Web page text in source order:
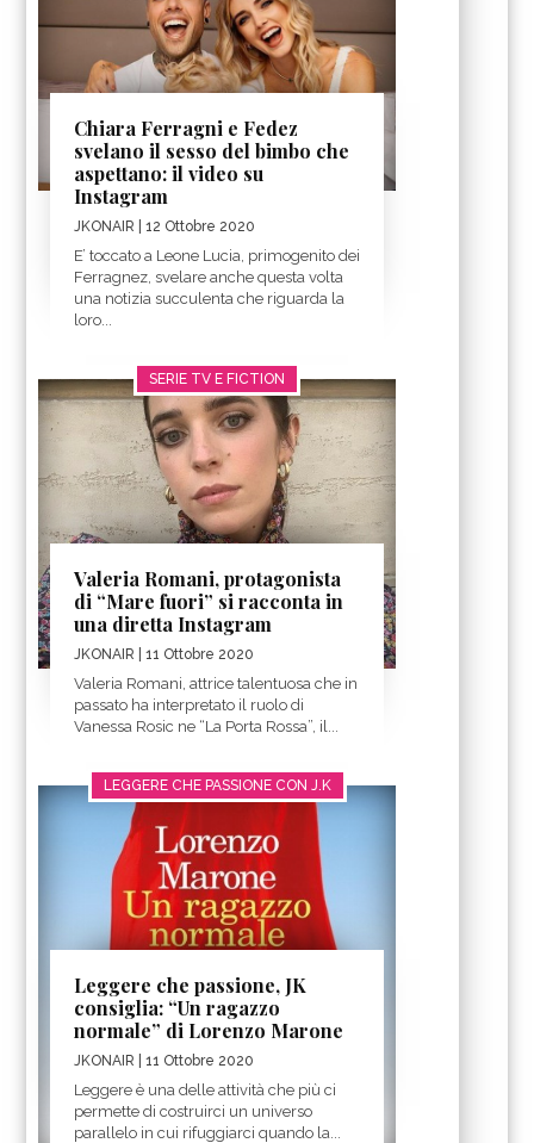
Chiara Ferragni e Fedez
svelano il sesso del bimbo che
aspettano: il video su
Instagram
JKONAIR | 12 Ottobre 2020
E’ toccato a Leone Lucia, primogenito dei
Ferragnez, svelare anche questa volta
una notizia succulenta che riguarda la
loro...
SERIE TV E FICTION
Valeria Romani, protagonista
di “Mare fuori” si racconta in
una diretta Instagram
JKONAIR | 11 Ottobre 2020
Valeria Romani, attrice talentuosa che in
passato ha interpretato il ruolo di
Vanessa Rosic ne “La Porta Rossa”, il...
LEGGERE CHE PASSIONE CON J.K
Leggere che passione, JK
consiglia: “Un ragazzo
normale” di Lorenzo Marone
JKONAIR | 11 Ottobre 2020
Leggere è una delle attività che più ci
permette di costruirci un universo
parallelo in cui rifuggiarci quando la...